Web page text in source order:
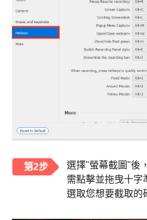
第2步
選擇"螢幕截圖"後
需點擊並拖曳十字
選取您想要截取的